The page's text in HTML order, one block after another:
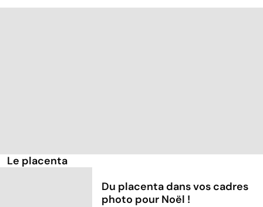
Le placenta
Du placenta dans vos cadres
photo pour Noël !